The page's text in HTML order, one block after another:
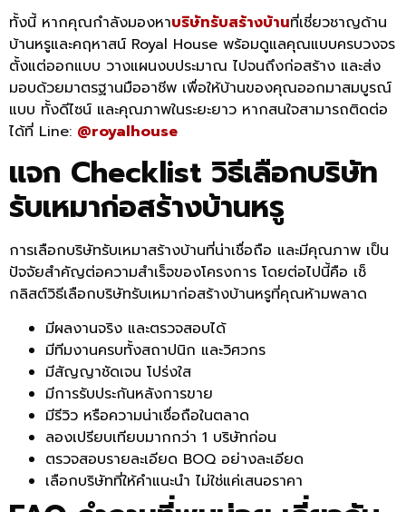
ทั้งนี้ หากคุณกำลังมองหาบริษัทรับสร้างบ้านที่เชี่ยวชาญด้าน
บ้านหรูและคฤหาสน์ Royal House พร้อมดูแลคุณแบบครบวงจร
ตั้งแต่ออกแบบ วางแผนงบประมาณ ไปจนถึงก่อสร้าง และส่ง
มอบด้วยมาตรฐานมืออาชีพ เพื่อให้บ้านของคุณออกมาสมบูรณ์
แบบ ทั้งดีไซน์ และคุณภาพในระยะยาว หากสนใจสามารถติดต่อ
ได้ที่ Line: @royalhouse
แจก Checklist วิธีเลือกบริษัท
รับเหมาก่อสร้างบ้านหรู
การเลือกบริษัทรับเหมาสร้างบ้านที่น่าเชื่อถือ และมีคุณภาพ เป็น
ปัจจัยสำคัญต่อความสำเร็จของโครงการ โดยต่อไปนี้คือ เช็
กลิสต์วิธีเลือกบริษัทรับเหมาก่อสร้างบ้านหรูที่คุณห้ามพลาด
มีผลงานจริง และตรวจสอบได้
มีทีมงานครบทั้งสถาปนิก และวิศวกร
มีสัญญาชัดเจน โปร่งใส
มีการรับประกันหลังการขาย
มีรีวิว หรือความน่าเชื่อถือในตลาด
ลองเปรียบเทียบมากกว่า 1 บริษัทก่อน
ตรวจสอบรายละเอียด BOQ อย่างละเอียด
เลือกบริษัทที่ให้คำแนะนำ ไม่ใช่แค่เสนอราคา